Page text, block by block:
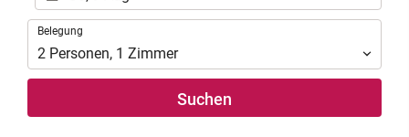
Belegung
Belegung
2 Personen, 1 Zimmer
Suchen